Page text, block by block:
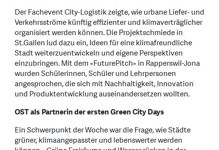
Der Fachevent City-Logistik zeigte, wie urbane Liefer- und
Verkehrsströme künftig effizienter und klimaverträglicher
organisiert werden können. Die Projektschmiede in
St.Gallen lud dazu ein, Ideen für eine klimafreundliche
Stadt weiterzuentwickeln und eigene Perspektiven
einzubringen. Mit dem «FuturePitch» in Rapperswil-Jona
wurden Schülerinnen, Schüler und Lehrpersonen
angesprochen, die sich mit Nachhaltigkeit, Innovation
und Produktentwicklung auseinandersetzen wollten.
OST als Partnerin der ersten Green City Days
Ein Schwerpunkt der Woche war die Frage, wie Städte
grüner, klimaangepasster und lebenswerter werden